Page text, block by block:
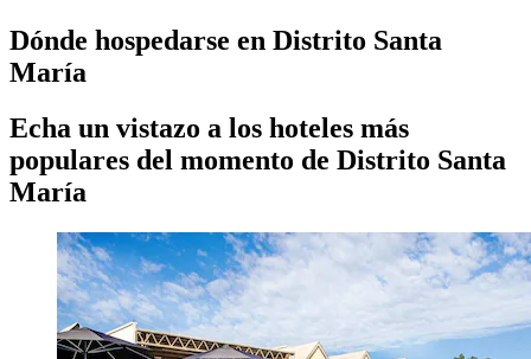
Dónde hospedarse en Distrito Santa
María
Echa un vistazo a los hoteles más
populares del momento de Distrito Santa
María